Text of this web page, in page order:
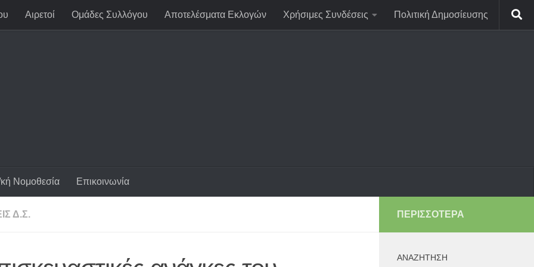
Αιρετοί Ομάδες Συλλόγου Αποτελέσματα Εκλογών Χρήσιμες Συνδέσεις Πολιτική Δημοσίευσης
Νομοθεσία Επικοινωνία
Δ.Σ. ΠΕΡΙΣΣΌΤΕΡΑ
ΑΝΑΖΉΤΗΣΗ